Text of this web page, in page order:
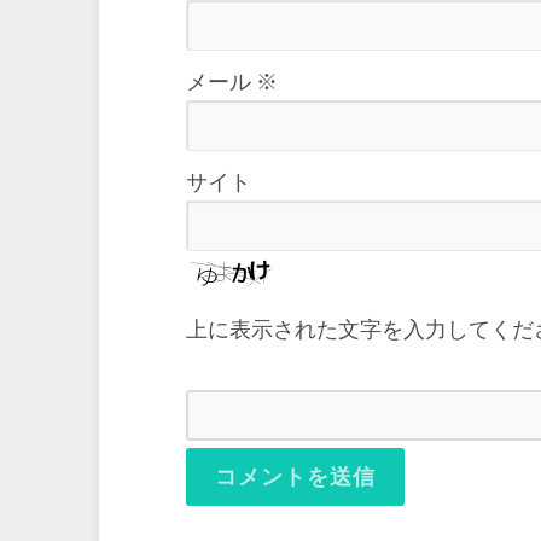
メール ※
サイト
上に表示された文字を入力してくだ